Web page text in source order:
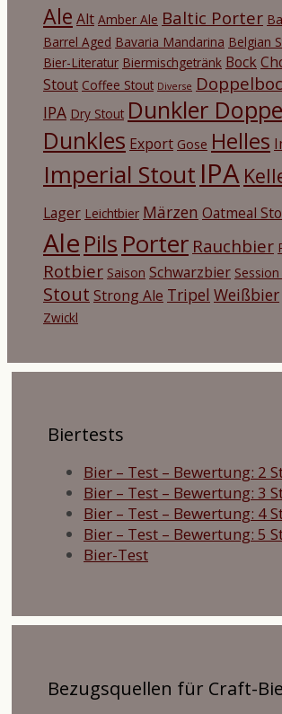
Ale Alt Amber Ale Baltic Porter
Barrel Aged Bavaria Mandarina Belgian
Bier-Literatur Biermischgetränk Bock
Stout Coffee Stout Diverse
IPA Dry Stout Dunkler
Dunkles Export Gose Helles
Imperial Stout IPA
Lager Leichtbier Märzen Oatmeal
Ale Pils Porter Rauchbier
Rotbier Saison Schwarzbier
Stout Strong Ale Tripel Weißbier
Zwickl
Biertests
Bier – Test – Bewertung: 2
Bier – Test – Bewertung: 3
Bier – Test – Bewertung: 4
Bier – Test – Bewertung: 5
Bier-Test
Bezugsquellen für Craft-